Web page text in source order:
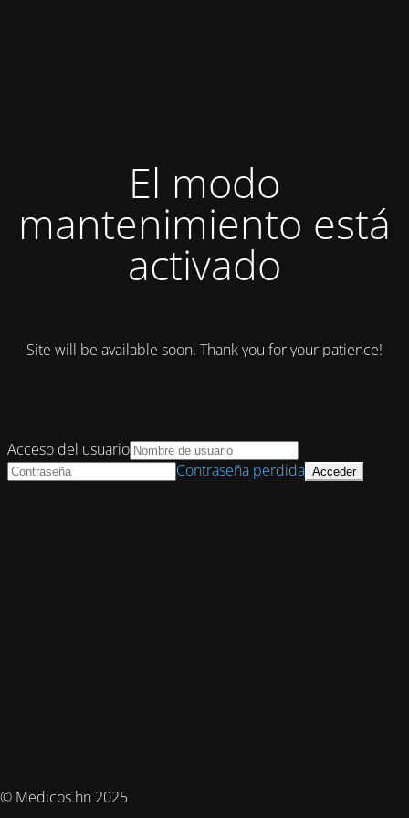
El modo
mantenimiento está
activado
Site will be available soon. Thank you for your patience!
© Medicos.hn 2025
Acceso del usuario
Contraseña perdida